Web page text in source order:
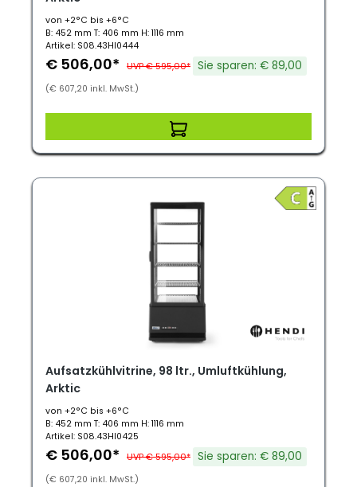
von +2°C bis +6°C
B: 452 mm T: 406 mm H: 1116 mm
Artikel: S08.43HI0444
€ 506,00* UVP € 595,00* Sie sparen: € 89,00
(€ 607,20 inkl. MwSt.)
Aufsatzkühlvitrine, 98 ltr., Umluftkühlung,
Arktic
von +2°C bis +6°C
B: 452 mm T: 406 mm H: 1116 mm
Artikel: S08.43HI0425
€ 506,00* UVP € 595,00* Sie sparen: € 89,00
(€ 607,20 inkl. MwSt.)